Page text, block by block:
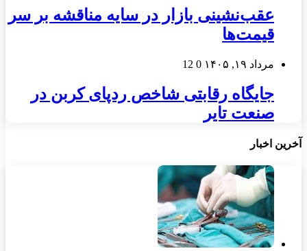
عقب‌نشینی بازار در سایه مناقشه بر سر
قیمت‌ها
مرداد ۱۹, ۱۴۰۵ 0
12
جایگاه رقابتی شاخص ردپای کربن در
صنعت تایر
آخرین اخبار